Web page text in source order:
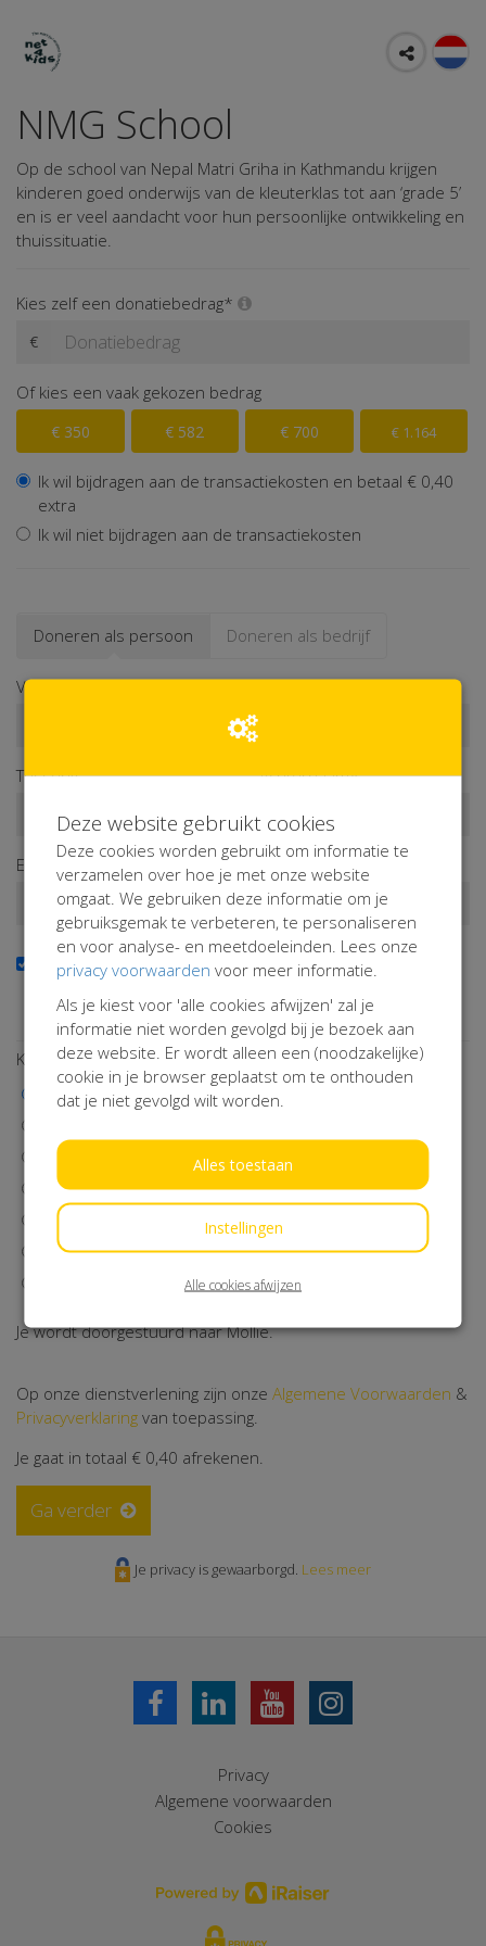
NMG School
Op de school van Nepal Matri Griha in Kathmandu krijgen
kinderen goed onderwijs van de kleuterklas tot aan ‘grade 5’
en is er veel aandacht voor hun persoonlijke ontwikkeling en
thuissituatie.
Kies zelf een donatiebedrag*
€
Of kies een vaak gekozen bedrag
€ 350 € 582 € 700 € 1.164
Ik wil bijdragen aan de transactiekosten en betaal € 0,40
extra
Ik wil niet bijdragen aan de transactiekosten
Doneren als persoon Doneren als bedrijf
Voornaam*
Tussenv. Achternaam*
E-mailadres*
Ja, ik wil de nieuwsbrief ontvangen
dan in!
Kies een betaalmethode
iDEAL | Wero
Maestro
Klarna
Je wordt doorgestuurd naar Mollie.
Op onze dienstverlening zijn onze Algemene Voorwaarden &
Privacyverklaring van toepassing.
Je gaat in totaal € 0,40 afrekenen.
Ga verder
Je privacy is gewaarborgd. Lees meer
Privacy
Algemene voorwaarden
Cookies
Deze website gebruikt cookies
Deze cookies worden gebruikt om informatie te
verzamelen over hoe je met onze website
omgaat. We gebruiken deze informatie om je
gebruiksgemak te verbeteren, te personaliseren
en voor analyse- en meetdoeleinden. Lees onze
privacy voorwaarden voor meer informatie.
Als je kiest voor 'alle cookies afwijzen' zal je
informatie niet worden gevolgd bij je bezoek aan
deze website. Er wordt alleen een (noodzakelijke)
cookie in je browser geplaatst om te onthouden
dat je niet gevolgd wilt worden.
Alles toestaan
Instellingen
Alle cookies afwijzen